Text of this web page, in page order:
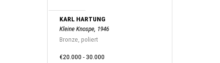
KARL HARTUNG
Kleine Knospe, 1946
Bronze, poliert
€20.000 - 30.000